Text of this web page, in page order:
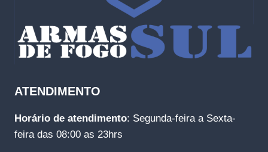
ATENDIMENTO
Horário de atendimento: Segunda-feira a Sexta-
feira das 08:00 as 23hrs